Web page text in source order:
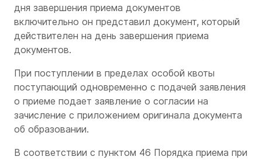
дня завершения приема документов
включительно он представил документ, который
действителен на день завершения приема
документов.
При поступлении в пределах особой квоты
поступающий одновременно с подачей заявления
о приеме подает заявление о согласии на
зачисление с приложением оригинала документа
об образовании.
В соответствии с пунктом 46 Порядка приема при